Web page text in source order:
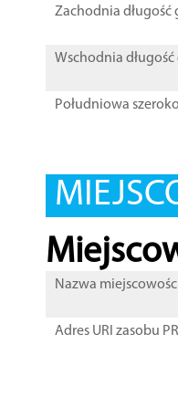
Zachodnia długość
Wschodnia
Południowa
Nazwa
Adres URI zasobu